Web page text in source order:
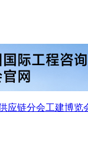
应链分会工建博览